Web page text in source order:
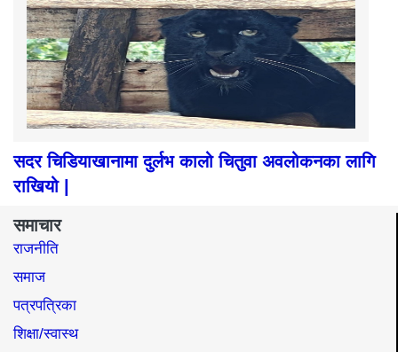
सदर चिडियाखानामा दुर्लभ कालो चितुवा अवलोकनका लागि
राखियो |
समाचार
राजनीति
समाज​
पत्रपत्रिका
शिक्षा/स्वास्थ